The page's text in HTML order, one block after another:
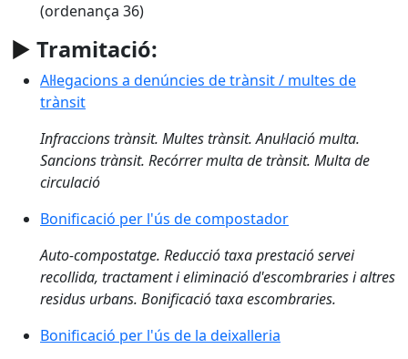
(ordenança 36)
► Tramitació:
Al·legacions a denúncies de trànsit / multes de
trànsit
Infraccions trànsit. Multes trànsit. Anul·lació multa.
Sancions trànsit. Recórrer multa de trànsit. Multa de
circulació
Bonificació per l'ús de compostador
Auto-compostatge. Reducció taxa prestació servei
recollida, tractament i eliminació d'escombraries i altres
residus urbans. Bonificació taxa escombraries.
Bonificació per l'ús de la deixalleria